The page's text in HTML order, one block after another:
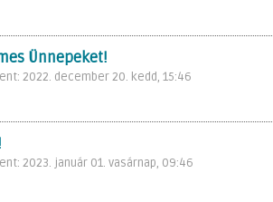
Ünnepeket!
2022. december 20. kedd, 15:46
2023. január 01. vasárnap, 09:46